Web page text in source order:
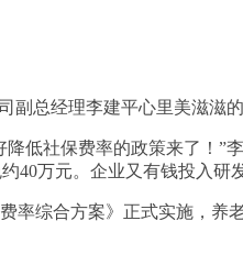
总经理李建平心里美滋滋
社保费率的政策来了！”
40万元。企业又有钱投入
综合方案》正式实施，养